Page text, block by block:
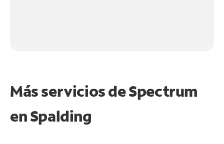
Más servicios de Spectrum
enSpalding